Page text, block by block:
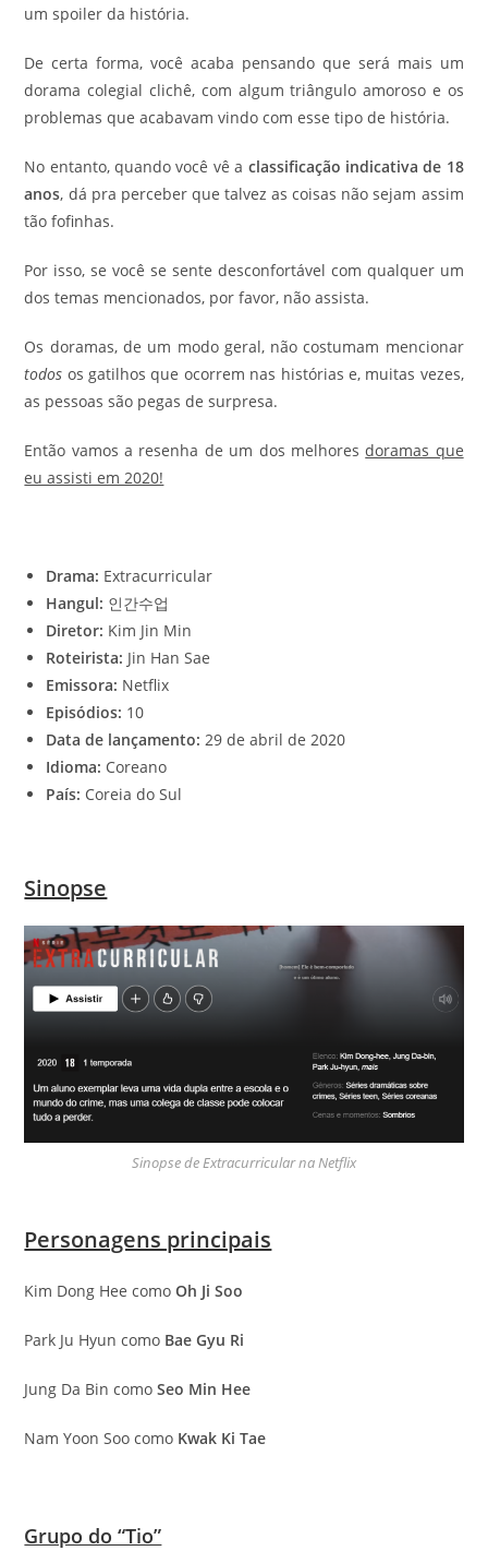
um spoiler da história.
De certa forma, você acaba pensando que será mais um
dorama colegial clichê, com algum triângulo amoroso e os
problemas que acabavam vindo com esse tipo de história.
No entanto, quando você vê a classificação indicativa de 18
anos, dá pra perceber que talvez as coisas não sejam assim
tão fofinhas.
Por isso, se você se sente desconfortável com qualquer um
dos temas mencionados, por favor, não assista.
Os doramas, de um modo geral, não costumam mencionar
todos os gatilhos que ocorrem nas histórias e, muitas vezes,
as pessoas são pegas de surpresa.
Então vamos a resenha de um dos melhoresdoramas que
eu assisti em 2020!
Drama: Extracurricular
Hangul: 인간수업
Diretor: Kim Jin Min
Roteirista: Jin Han Sae
Emissora: Netflix
Episódios: 10
Data de lançamento: 29 de abril de 2020
Idioma: Coreano
País: Coreia do Sul
Sinopse
Sinopse de Extracurricular na Netflix
Personagens principais
Kim Dong Hee comoOh Ji Soo
Park Ju Hyun como Bae Gyu Ri
Jung Da Bin comoSeo Min Hee
Nam Yoon Soo como Kwak Ki Tae
Grupo do “Tio”